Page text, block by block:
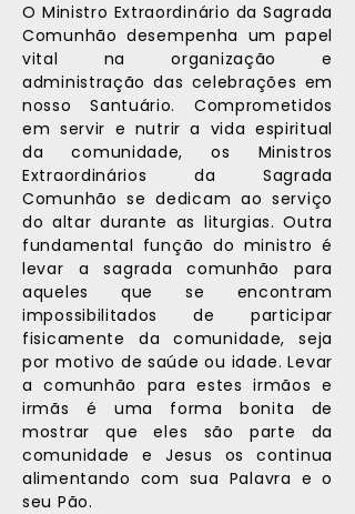
O Ministro Extraordinário da Sagrada
Comunhão desempenha um papel
vital na organização e
administração das celebrações em
nosso Santuário. Comprometidos
em servir e nutrir a vida espiritual
da comunidade, os Ministros
Extraordinários da Sagrada
Comunhão se dedicam ao serviço
do altar durante as liturgias. Outra
fundamental função do ministro é
levar a sagrada comunhão para
aqueles que se encontram
impossibilitados de participar
fisicamente da comunidade, seja
por motivo de saúde ou idade. Levar
a comunhão para estes irmãos e
irmãs é uma forma bonita de
mostrar que eles são parte da
comunidade e Jesus os continua
alimentando com sua Palavra e o
seu Pão.